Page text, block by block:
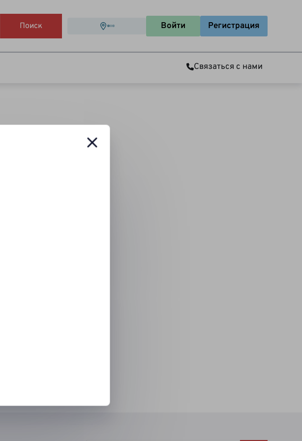
Поиск Войти Регистрация
Связаться с нами